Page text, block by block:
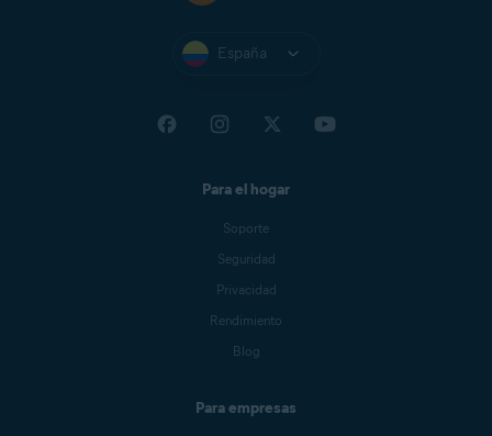
España
Para el hogar
Soporte
Seguridad
Privacidad
Rendimiento
Blog
Para empresas